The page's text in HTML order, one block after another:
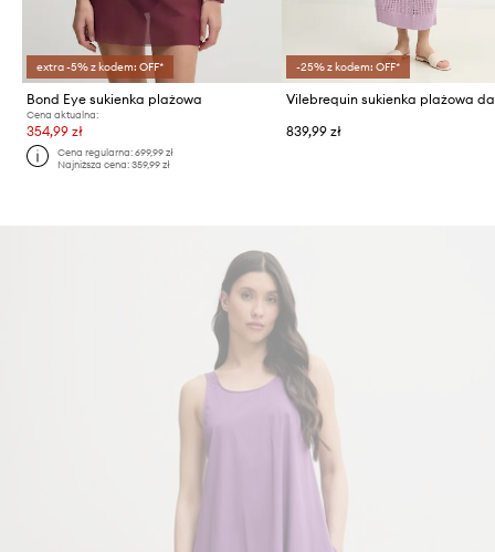
extra -5% z kodem: OFF*
Bond Eye sukienka plażowa
Cena aktualna:
354,99 zł
Cena regularna:699,99 zł
Najniższa cena:359,99 zł
-25% z kodem: OFF*
839,99 zł